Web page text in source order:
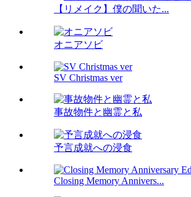
【リメイク】僕の聞いた...
オニアソビ
SV Christmas ver
事故物件と幽霊と私
予言成就への浸食
Closing Memory Annivers...